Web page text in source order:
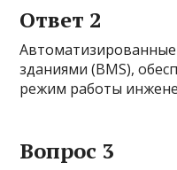
Ответ 2
зданиями (BMS),
режим работы
Вопрос 3